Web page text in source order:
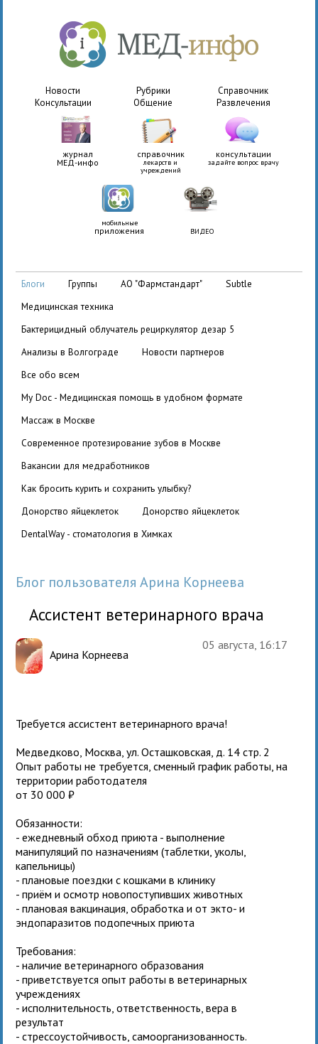
Новости Рубрики
Справочник
Консультации
Общение Развлечения
журнал
МЕД-инфо
справочник
лекарств и
учреждений
консультации
задайте вопрос врачу
мобильные
приложения ВИДЕО
блоги группы АО "Фармстандарт"
Subtle
медицинская техника
бактерицидный облучатель рециркулятор дезар 5
Анализы в Волгограде
Новости партнеров
Все обо всем
My Doc - Медицинская помощь в удобном формате
Массаж в Москве
Современное протезирование зубов в Москве
вакансии для медработников
Как бросить курить и сохранить улыбку?
Донорство яйцеклеток
Донорство яйцеклеток
DentalWay - стоматология в Химках
Блог пользователя Арина Корнеева
Ассистент ветеринарного врача
Арина Корнеева
05 августа, 16:17
Требуется ассистент ветеринарного врача!
Медведково, Москва, ул. Осташковская, д. 14 стр. 2
Опыт работы не требуется, сменный график работы, на
территории работодателя
от 30 000 ₽
Обязанности:
- ежедневный обход приюта - выполнение
манипуляций по назначениям (таблетки, уколы,
капельницы)
- плановые поездки с кошками в клинику
- приём и осмотр новопоступивших животных
- плановая вакцинация, обработка и от экто- и
эндопаразитов подопечных приюта
Требования:
- наличие ветеринарного образования
- приветствуется опыт работы в ветеринарных
учреждениях
- исполнительность, ответственность, вера в
результат
- стрессоустойчивость, самоорганизованность.